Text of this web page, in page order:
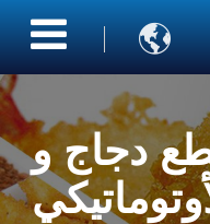

دجاج و